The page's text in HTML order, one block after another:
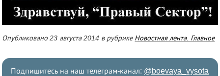
Опубликовано 23 августа 2014 в рубрике Новостная лента. Главное
Подпишитесь на наш телеграм-канал: @boevaya_vysota